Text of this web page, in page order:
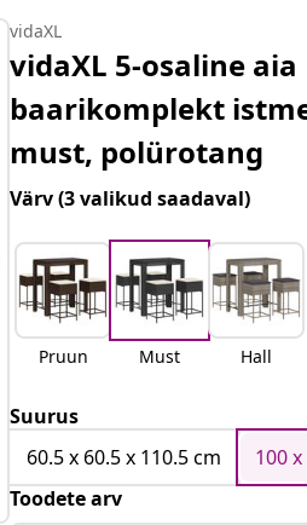
vidaXL
vidaXL 5-osaline aia
baarikomplekt
must, polürotang
Värv(3 valikud saadaval)
Pruun Must Hall
Suurus
60.5 x 60.5 x 110.5 cm
100
Toodete arv